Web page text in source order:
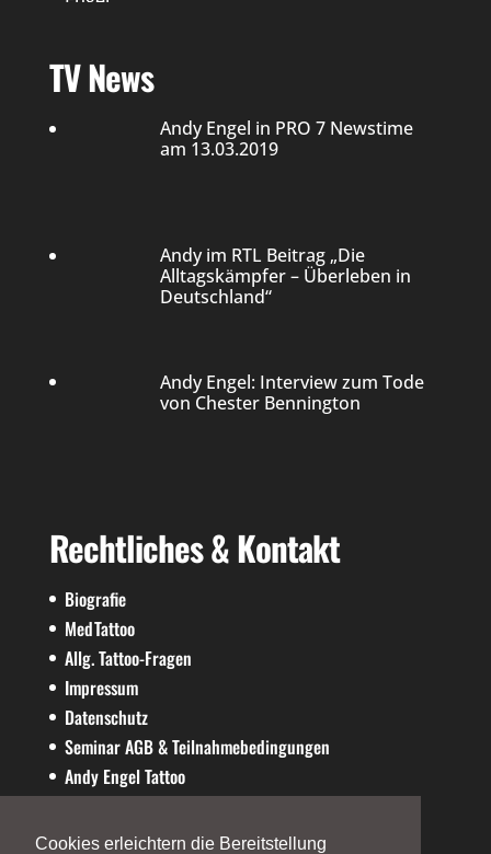
Cookies erleichtern die Bereitstellung
TV News
Andy Engel in PRO 7 Newstime
am 13.03.2019
Andy im RTL Beitrag „Die
Alltagskämpfer – Überleben in
Deutschland“
Andy Engel: Interview zum Tode
von Chester Bennington
Rechtliches & Kontakt
Biografie
MedTattoo
Allg. Tattoo-Fragen
Impressum
Datenschutz
Seminar AGB & Teilnahmebedingungen
Andy Engel Tattoo